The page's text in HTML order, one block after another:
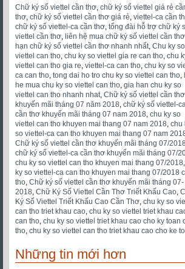
Chữ ký số viettel cần thơ chữ ký số viettel giá rẻ
thơ chữ ký số viettel cần thơ giá rẻ viettel-ca cần
chữ ký số viettel-ca cần thơ tổng đài hỗ trợ chữ ký
viettel cần thơ liên hệ mua chữ ký số viettel cần thơ
hạn chữ ký số viettel cần thơ nhanh nhất Chu ky so
viettel can tho chu ky so viettel gia re can tho chu
viettel can tho gia re viettel-ca can tho chu ky so
ca can tho tong dai ho tro chu ky so viettel can tho
he mua chu ky so viettel can tho gia han chu ky so
viettel can tho nhanh nhat Chữ ký số viettel cần thơ
khuyến mãi tháng 07 năm 2018 chữ ký số viettel-ca
cần thơ khuyến mãi tháng 07 nam 2018 chu ky so
viettel can tho khuyen mai thang 07 nam 2018 chu
so viettel-ca can tho khuyen mai thang 07 nam
Chữ ký số viettel cần thơ khuyến mãi tháng 07/2018
chữ ký số viettel-ca cần thơ khuyến mãi tháng 07/
chu ky so viettel can tho khuyen mai thang 07/2018
ky so viettel-ca can tho khuyen mai thang 07/2018
tho Chữ ký số viettel cần thơ khuyến mãi tháng 07-
2018 Chữ Ký Số Viettel Cần Thơ Triết Khấu Cao
Ký Số Viettel Triết Khấu Cao Cần Thơ chu ky so
can tho triet khau cao chu ky so viettel triet khau
can tho chu ky so viettel triet khau cao cho ky toan
tho chu ky so viettel can tho triet khau cao cho ke
Những tin mới hơn